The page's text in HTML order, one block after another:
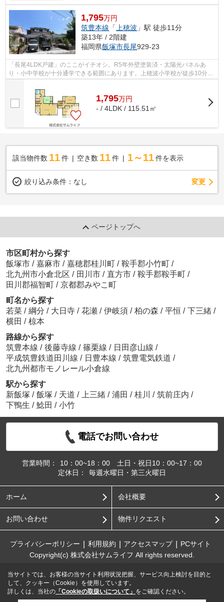
1,795万円
筑豊本線 「 上穂波 」駅 徒歩11分
築13年 / 2階建
福岡県飯塚市長尾929-23
「長尾4LDK戸建」のここがイチオシ。R5年外壁塗装済・太陽光パネルあ
り・小中学校が十分通学できる範囲にあります。上穂波小学校が徒歩10分で
1,795万円
- / 4LDK / 115.51㎡
該当物件数 11件 空き数 11 件 1～11 件を表示
絞り込み条件： なし 変更
ページトップへ
市区町村から探す
飯塚市 / 嘉麻市 / 嘉穂郡桂川町 / 鞍手郡小竹町 /
北九州市小倉北区 / 田川市 / 直方市 / 鞍手郡鞍手町 /
田川郡福智町 / 京都郡みやこ町
町名から探す
若菜 / 綱分 / 大日寺 / 花瀬 / 伊岐須 / 柏の森 / 平恒 / 下三緒 /
横田 / 椋本
路線から探す
筑豊本線 / 後藤寺線 / 篠栗線 / 日田彦山線 /
平成筑豊鉄道田川線 / 日豊本線 / 筑豊電気鉄道 /
北九州都市モノレール小倉線
駅から探す
新飯塚 / 飯塚 / 天道 / 上三緒 / 浦田 / 桂川 / 筑前庄内 /
下鴨生 / 鯰田 / 小竹
電話でお問い合わせ
営業時間：
10：00~18：00 土日・祝日10：00~17：00
定休日：
毎週水曜日・第三火曜日
ホーム 会社概要
お問い合わせ 物件リクエスト
プライバシーポリシー 利用規約 アクセスマップ
PCサイト
Copyright(c) 株式会社サムライフ All rights reserved.
当サイトでは、お客様の当サイト利用状況把握、サービス向上検討を目的と
して、クッキー（Cookie）を使用しています。
詳しくは、当社の 「Cookieの取扱いについて」 をご確認ください。